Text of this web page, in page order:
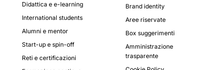
Didattica e e-learning
International students
Alumni e mentor
Start-up e spin-off
Reti e certificazioni
Brand identity
Aree riservate
Box suggerimenti
Amministrazione
trasparente